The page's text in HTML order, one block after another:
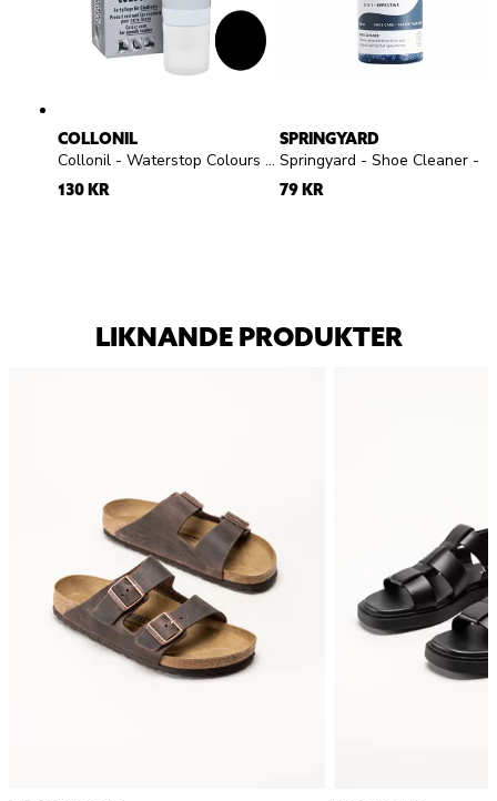
COLLONIL
Collonil - Waterstop Colours - Svart skokräm
130 KR
SPRINGYARD
79 KR
LIKNANDE PRODUKTER